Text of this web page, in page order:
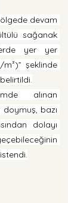
devam
sağanak
yer yer
şeklinde
alınan
bazı
dolayı